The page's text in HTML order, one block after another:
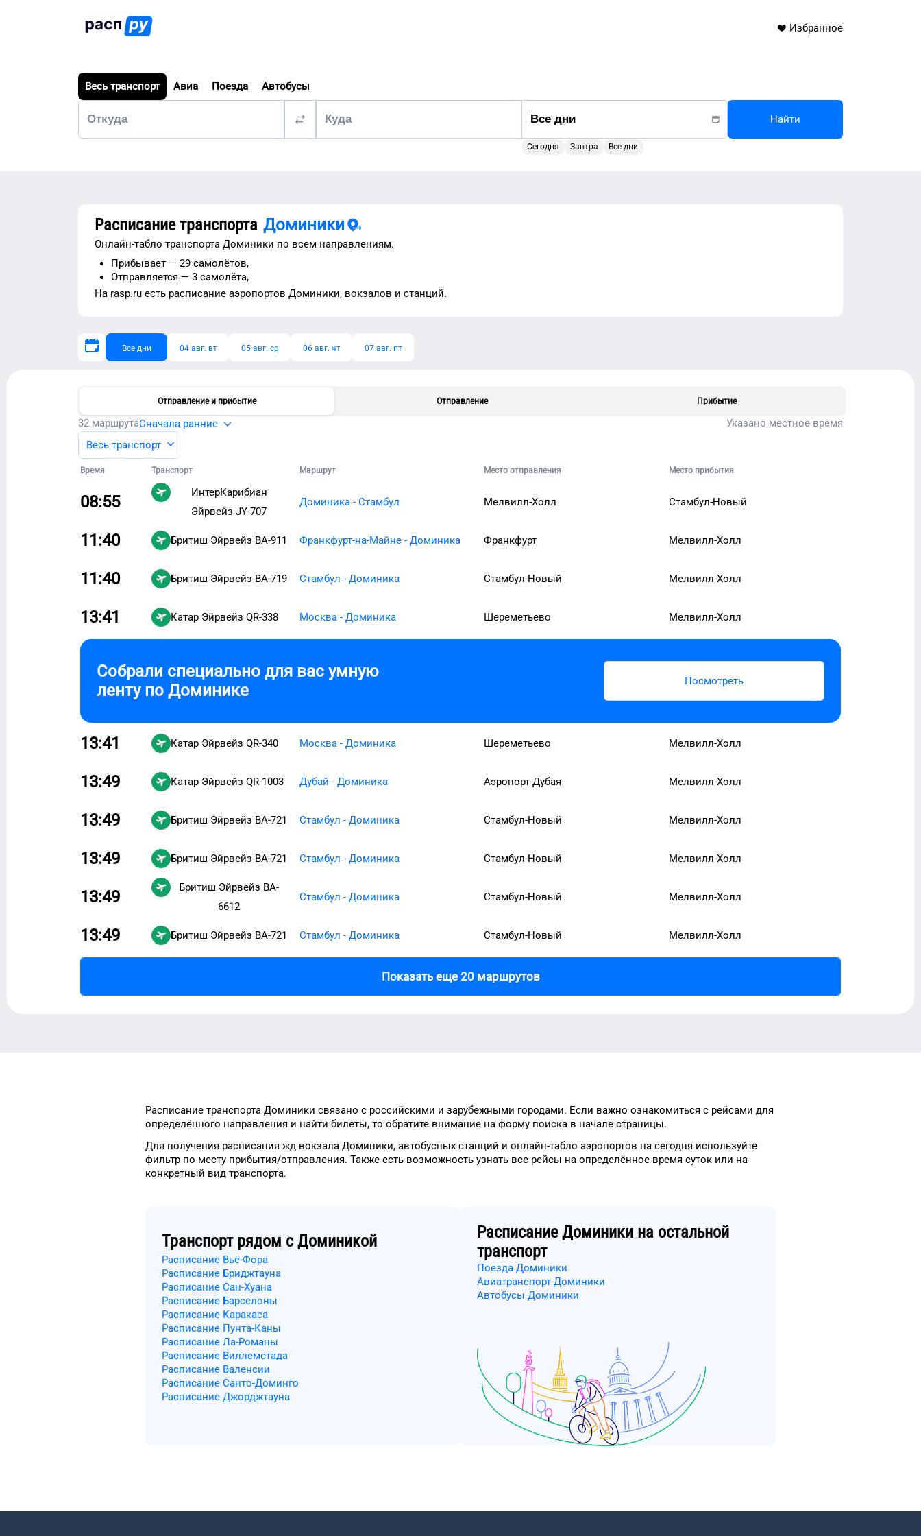
Избранное
Весь транспорт Авиа Поезда Автобусы
Сегодня Завтра Все дни
Найти
Расписание транспорта Доминики
Онлайн-табло транспорта Доминики по всем направлениям.
Прибывает — 29 самолётов,
Отправляется — 3 самолёта,
На rasp.ru есть расписание аэропортов Доминики, вокзалов и станций.
Все дни 04 авг. вт 05 авг. ср 06 авг. чт 07 авг. пт
Отправление и прибытие Отправление Прибытие
32 маршрутаСначала ранние
Указано местное время
Весь транспорт
Время Транспорт Маршрут Место отправления Место прибытия
08:55
ИнтерКарибиан
Эйрвейз JY-707
Доминика - Стамбул Мелвилл-Холл Стамбул-Новый
11:40 Бритиш Эйрвейз BA-911 Франкфурт-на-Майне - Доминика Франкфурт Мелвилл-Холл
11:40 Бритиш Эйрвейз BA-719 Стамбул - Доминика Стамбул-Новый Мелвилл-Холл
13:41 Катар Эйрвейз QR-338 Москва - Доминика Шереметьево Мелвилл-Холл
Собрали специально для вас умную
ленту по Доминике Посмотреть
13:41 Катар Эйрвейз QR-340 Москва - Доминика Шереметьево Мелвилл-Холл
13:49 Катар Эйрвейз QR-1003 Дубай - Доминика Аэропорт Дубая Мелвилл-Холл
13:49 Бритиш Эйрвейз BA-721 Стамбул - Доминика Стамбул-Новый Мелвилл-Холл
13:49 Бритиш Эйрвейз BA-721 Стамбул - Доминика Стамбул-Новый Мелвилл-Холл
13:49 Бритиш Эйрвейз BA-
6612
Стамбул - Доминика Стамбул-Новый Мелвилл-Холл
13:49 Бритиш Эйрвейз BA-721 Стамбул - Доминика Стамбул-Новый Мелвилл-Холл
Показать еще 20 маршрутов
Расписание транспорта Доминики связано с российскими и зарубежными городами. Если важно ознакомиться с рейсами для
определённого направления и найти билеты, то обратите внимание на форму поиска в начале страницы.
Для получения расписания жд вокзала Доминики, автобусных станций и онлайн-табло аэропортов на сегодня используйте
фильтр по месту прибытия/отправления. Также есть возможность узнать все рейсы на определённое время суток или на
конкретный вид транспорта.
Транспорт рядом с Доминикой
Расписание Вьё-Фора
Расписание Бриджтауна
Расписание Сан-Хуана
Расписание Барселоны
Расписание Каракаса
Расписание Пунта-Каны
Расписание Ла-Романы
Расписание Виллемстада
Расписание Валенсии
Расписание Санто-Доминго
Расписание Джорджтауна
РасписаниеДоминики на остальной
транспорт
Поезда Доминики
Авиатранспорт Доминики
Автобусы Доминики